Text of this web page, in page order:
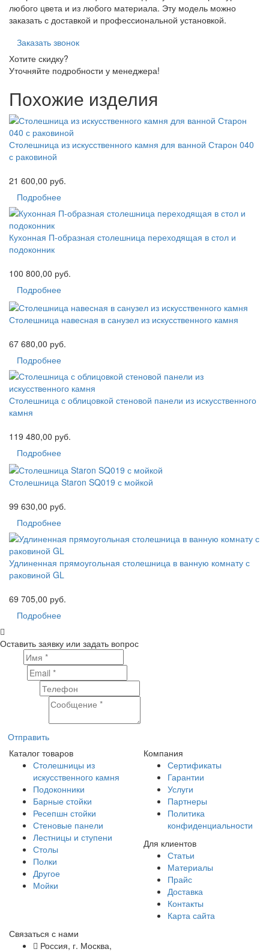
любого цвета и из любого материала. Эту модель можно
заказать с доставкой и профессиональной установкой.
Заказать звонок
Хотите скидку?
Уточняйте подробности у менеджера!
Похожие изделия
Столешница из искусственного камня для ванной Старон 040
с раковиной
21 600,00 руб.
Подробнее
Кухонная П-образная столешница переходящая в стол и
подоконник
100 800,00 руб.
Подробнее
Столешница навесная в санузел из искусственного камня
67 680,00 руб.
Подробнее
Столешница с облицовкой стеновой панели из искусственного
камня
119 480,00 руб.
Подробнее
Столешница Staron SQ019 с мойкой
99 630,00 руб.
Подробнее
Удлиненная прямоугольная столешница в ванную комнату с
раковиной GL
69 705,00 руб.
Подробнее
Оставить заявку или задать вопрос
Отправить
Каталог товаров
Столешницы из
искусственного камня
Подоконники
Барные стойки
Ресепшн стойки
Стеновые панели
Лестницы и ступени
Столы
Полки
Другое
Мойки
Компания
Сертификаты
Гарантии
Услуги
Партнеры
Политика
конфиденциальности
Для клиентов
Статьи
Материалы
Прайс
Доставка
Контакты
Карта сайта
Связаться с нами
Россия, г. Москва,